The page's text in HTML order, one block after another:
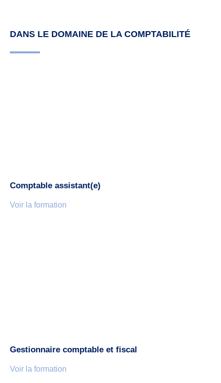
DANS LE DOMAINE DE LA COMPTABILITÉ
Comptable assistant(e)
Voir la formation
Gestionnaire comptable et fiscal
Voir la formation